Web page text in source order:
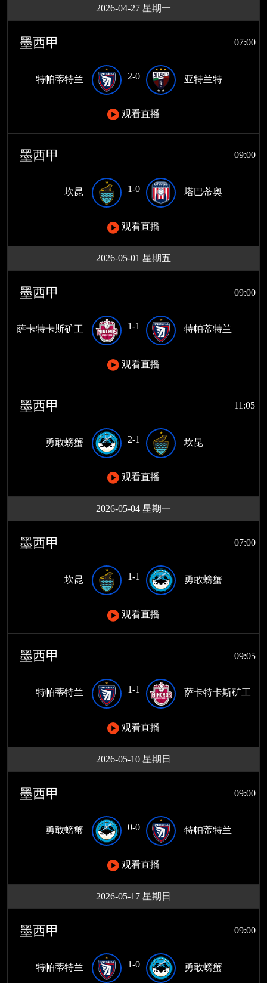
2026-04-27 星期一
墨西甲 07:00
特帕蒂特兰 2-0 亚特兰特
观看直播
墨西甲 09:00
坎昆 1-0 塔巴蒂奥
观看直播
2026-05-01 星期五
墨西甲 09:00
萨卡特卡斯矿工 1-1 特帕蒂特兰
观看直播
墨西甲 11:05
勇敢螃蟹 2-1 坎昆
观看直播
2026-05-04 星期一
墨西甲 07:00
坎昆 1-1 勇敢螃蟹
观看直播
墨西甲 09:05
特帕蒂特兰 1-1 萨卡特卡斯矿工
观看直播
2026-05-10 星期日
墨西甲 09:00
勇敢螃蟹 0-0 特帕蒂特兰
观看直播
2026-05-17 星期日
墨西甲 09:00
特帕蒂特兰 1-0 勇敢螃蟹